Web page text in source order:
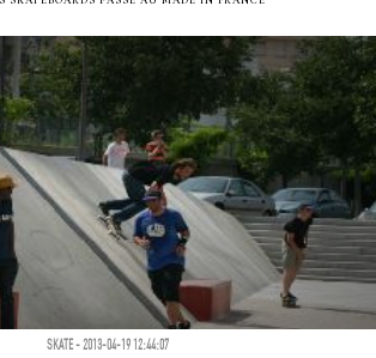
SKATE - 2013-04-19 12:44:07